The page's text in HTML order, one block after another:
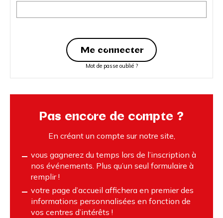
Mot de passe oublié ?
Pas encore de compte ?
En créant un compte sur notre site,
vous gagnerez du temps lors de l’inscription à
nos événements. Plus qu’un seul formulaire à
remplir !
votre page d’accueil affichera en premier des
informations personnalisées en fonction de
vos centres d’intérêts !